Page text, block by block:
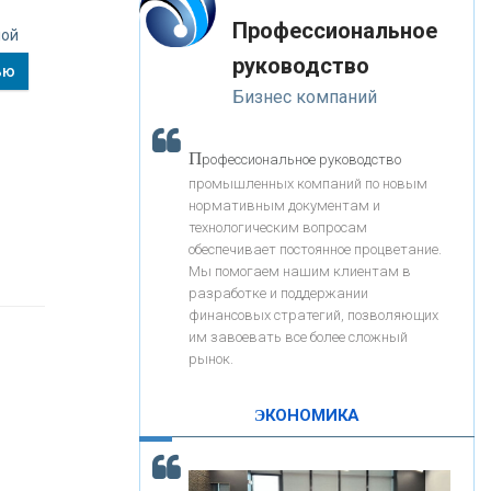
«ЗАПСИБКОМБАНК»
«РОСЕВРОБАНК»
«ПРЕСС-СЛУЖБА ВТБ24»
«АВТОГРАДБАНК»
«ПРОМРЕГИОНБАНК»
ОНАС
КОНТАКТЫ
корость - один из главных трендов в
кредитовании бизнеса - «Интервью»
-- Лучшее, что можно сделать с хорошим советом, это
пропустить его мимо ушей. Он никогда не бывает
полезен никому, кроме того, кто его дал.
-- Люблю давать советы и очень не люблю, когда их
дают мне.
Профессиональное
руководство
Бизнес компаний
Профессиональное руководство
промышленных компаний по новым
нормативным документам и
технологическим вопросам
обеспечивает постоянное процветание.
Мы помогаем нашим клиентам в
разработке и поддержании
финансовых стратегий, позволяющих
им завоевать все более сложный
рынок.
ЭКОНОМИКА